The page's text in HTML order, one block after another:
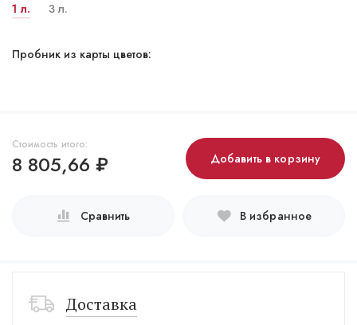
1 л. 3 л.
Пробник из карты цветов:
Стоимость итого:
8 805,66 ₽ Добавить в корзину
Сравнить В избранное
Доставка